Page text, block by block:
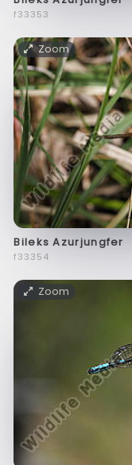
f33353
Zoom
Bileks Azurjungfer
f33354
Zoom